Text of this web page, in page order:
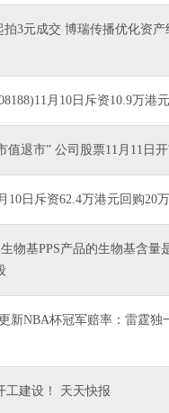
拍3元成交 博瑞传播优化资
月10日斥资10.9万港
值退市” 公司股票11月11日
10日斥资62.4万港元回购20
物基PPS产品的生物基含量
新NBA杯冠军赔率：雷霆独
工建设！ 天天快报